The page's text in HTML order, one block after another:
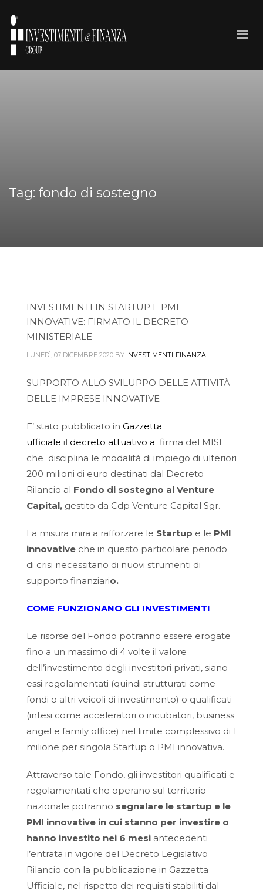
Tag: fondo di sostegno
INVESTIMENTI IN STARTUP E PMI
INNOVATIVE: FIRMATO IL DECRETO
MINISTERIALE
LUNEDÌ, 07 DICEMBRE 2020 BY INVESTIMENTI-FINANZA
SUPPORTO ALLO SVILUPPO DELLE ATTIVITÀ
DELLE IMPRESE INNOVATIVE
E’ stato pubblicato in Gazzetta
ufficiale il decreto attuativo a firma del MISE
che disciplina le modalità di impiego di ulteriori
200 milioni di euro destinati dal Decreto
Rilancio al Fondo di sostegno al Venture
Capital, gestito da Cdp Venture Capital Sgr.
La misura mira a rafforzare le Startup e le PMI
innovative che in questo particolare periodo
di crisi necessitano di nuovi strumenti di
supporto finanziario.
COME FUNZIONANO GLI INVESTIMENTI
Le risorse del Fondo potranno essere erogate
fino a un massimo di 4 volte il valore
dell’investimento degli investitori privati, siano
essi regolamentati (quindi strutturati come
fondi o altri veicoli di investimento) o qualificati
(intesi come acceleratori o incubatori, business
angel e family office) nel limite complessivo di 1
milione per singola Startup o PMI innovativa.
Attraverso tale Fondo, gli investitori qualificati e
regolamentati che operano sul territorio
nazionale potranno segnalare le startup e le
PMI innovative in cui stanno per investire o
hanno investito nei 6 mesi antecedenti
l’entrata in vigore del Decreto Legislativo
Rilancio con la pubblicazione in Gazzetta
Ufficiale, nel rispetto dei requisiti stabiliti dal